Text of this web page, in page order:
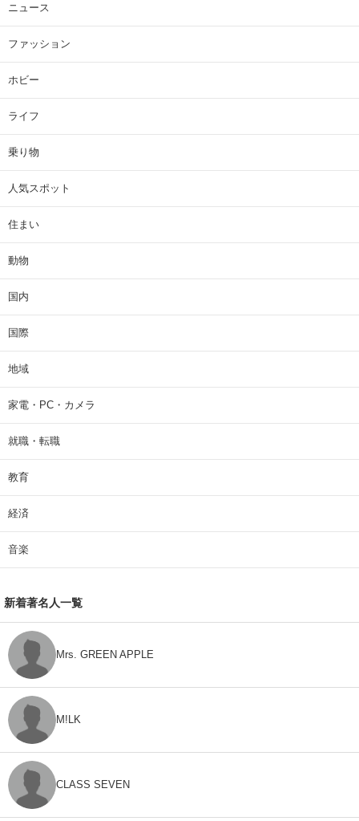
ニュース
ファッション
ホビー
ライフ
乗り物
人気スポット
住まい
動物
国内
国際
地域
家電・PC・カメラ
就職・転職
教育
経済
音楽
新着著名人一覧
Mrs. GREEN APPLE
M!LK
CLASS SEVEN